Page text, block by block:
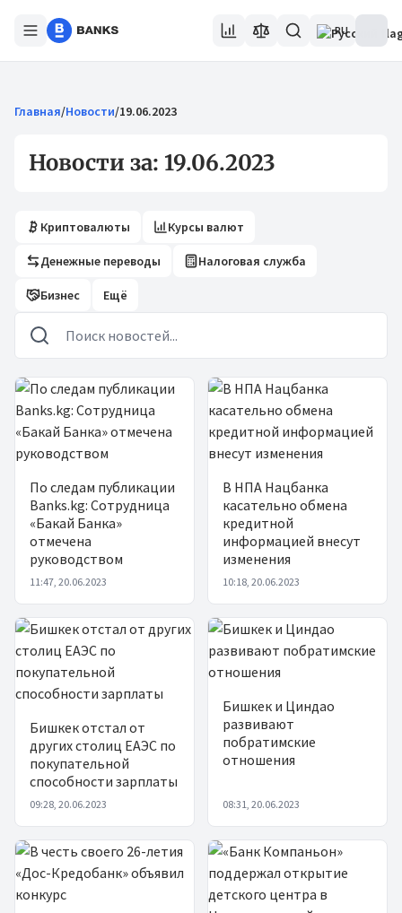
RU
Главная/Новости/19.06.2023
Новости за: 19.06.2023
Криптовалюты Курсы валют
Денежные переводы Налоговая служба
Бизнес Ещё
Новости
По следам публикации
Banks.kg: Сотрудница
«Бакай Банка»
отмечена
руководством
11:47, 20.06.2023
В НПА Нацбанка
касательно обмена
кредитной
информацией внесут
изменения
10:18, 20.06.2023
Бишкек отстал от
других столиц ЕАЭС по
покупательной
способности зарплаты
09:28, 20.06.2023
Бишкек и Циндао
развивают
побратимские
отношения
08:31, 20.06.2023